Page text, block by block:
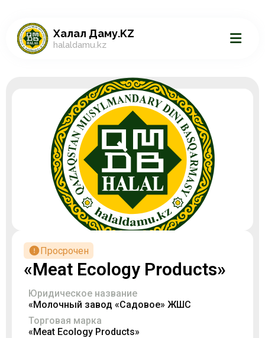
Халал Даму.KZ
halaldamu.kz
Просрочен
«Meat Ecology Products»
Юридическое название
«Молочный завод «Садовое» ЖШС
Торговая марка
«Meat Ecology Products»